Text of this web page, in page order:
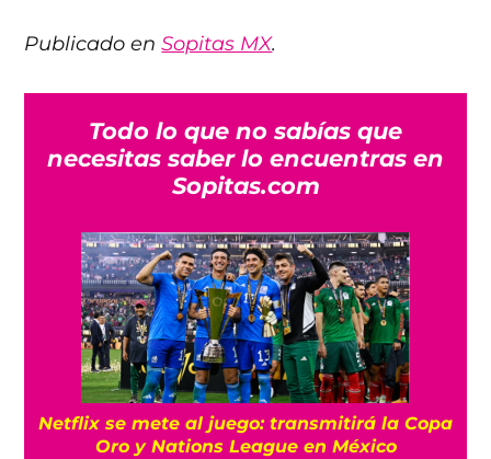
Publicado enSopitas MX.
Todo lo que no sabías que
necesitas saber lo encuentras en
Sopitas.com
Netflix se mete al juego: transmitirá la Copa
Oro y Nations League en México